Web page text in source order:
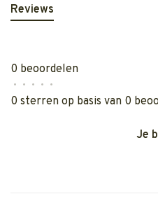
Reviews
0 beoordelen
• • • • •
0 sterren op basis van 0
Je